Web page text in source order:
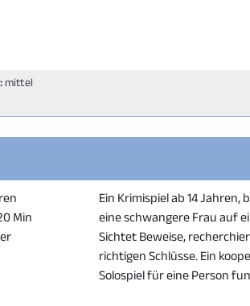
mittel
Min
Ein Krimispiel ab 14
eine schwangere Frau auf
Sichtet Beweise,
richtigen Schlüsse. Ein
Solospiel für eine Person